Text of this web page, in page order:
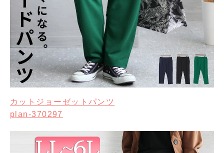
カットジョーゼットパンツ
plan-370297